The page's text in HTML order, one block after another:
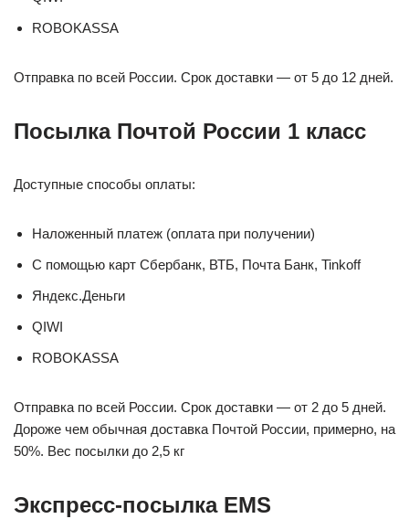
ROBOKASSA
Отправка по всей России. Срок доставки — от 5 до 12 дней.
Посылка Почтой России 1 класс
Доступные способы оплаты:
Наложенный платеж (оплата при получении)
С помощью карт Сбербанк, ВТБ, Почта Банк, Tinkoff
Яндекс.Деньги
QIWI
ROBOKASSA
Отправка по всей России. Срок доставки — от 2 до 5 дней.
Дороже чем обычная доставка Почтой России, примерно, на
50%. Вес посылки до 2,5 кг
Экспресс-посылка EMS